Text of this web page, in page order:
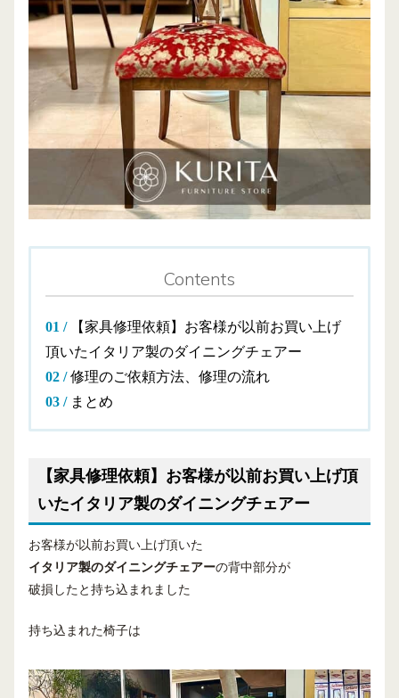
Contents
【家具修理依頼】お客様が以前お買い上げ
頂いたイタリア製のダイニングチェアー
修理のご依頼方法、修理の流れ
まとめ
【家具修理依頼】お客様が以前お買い上げ頂
いたイタリア製のダイニングチェアー
お客様が以前お買い上げ頂いた
イタリア製のダイニングチェアーの背中部分が
破損したと持ち込まれました
持ち込まれた椅子は